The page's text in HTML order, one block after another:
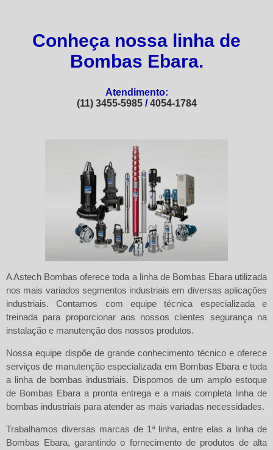
Conheça nossa linha de
Bombas Ebara.
Atendimento:
(11) 3455-5985/4054-1784
AAstech Bombas oferece toda a linha de Bombas Ebara utilizada
nos mais variados segmentos industriais em diversas aplicações
industriais. Contamos com equipe técnica especializada e
treinada para proporcionar aos nossos clientes segurança na
instalação e manutenção dos nossos produtos.
Nossa equipe dispõe de grande conhecimento técnico e oferece
serviços de manutenção especializada em Bombas Ebara e toda
a linha de bombas industriais. Dispomos de um amplo estoque
de Bombas Ebara a pronta entrega e a mais completa linha de
bombas industriais para atender as mais variadas necessidades.
Trabalhamos diversas marcas de 1ª linha, entre elas a linha de
Bombas Ebara, garantindo o fornecimento de produtos de alta